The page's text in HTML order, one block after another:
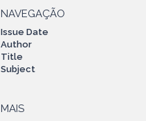
NAVEGAÇÃO
Issue Date
Author
Title
Subject
MAIS